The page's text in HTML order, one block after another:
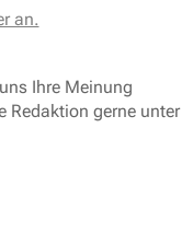
an.
Ihre Meinung
Redaktion gerne unter